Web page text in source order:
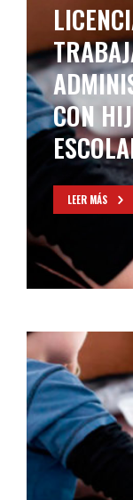
CON
LEER MÁS